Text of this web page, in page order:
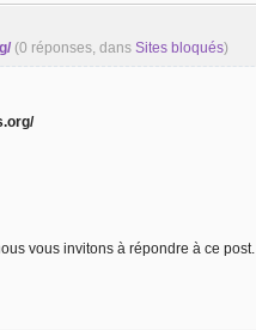
(0 réponses, dans Sites bloqués)
vous invitons à répondre à ce post.